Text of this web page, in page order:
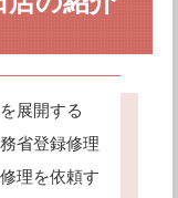
展開する
省登録修理
理を依頼す